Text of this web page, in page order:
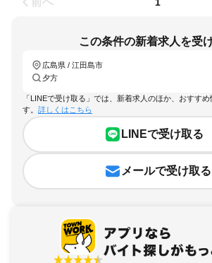
この条件の新着求人を受
広島県 / 江田島市
夕方
「LINEで受け取る」では、新着求人のほか、おすす
す。 詳しくはこちら
LINEで受け取る
メールで受け取る